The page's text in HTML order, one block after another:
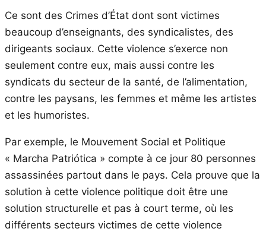
Ce sont des Crimes d’État dont sont victimes
beaucoup d’enseignants, des syndicalistes, des
dirigeants sociaux. Cette violence s’exerce non
seulement contre eux, mais aussi contre les
syndicats du secteur de la santé, de l’alimentation,
contre les paysans, les femmes et même les artistes
et les humoristes.
Par exemple, le Mouvement Social et Politique
« Marcha Patriótica » compte à ce jour 80 personnes
assassinées partout dans le pays. Cela prouve que la
solution à cette violence politique doit être une
solution structurelle et pas à court terme, où les
différents secteurs victimes de cette violence